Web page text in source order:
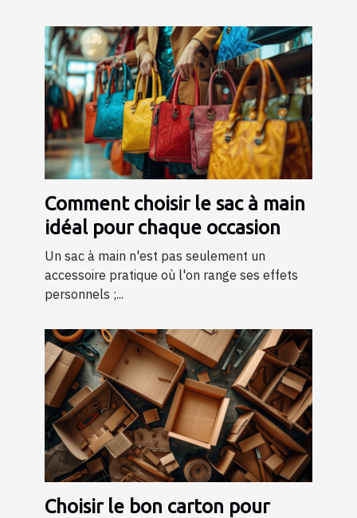
Comment choisir le sac à main
idéal pour chaque occasion
Un sac à main n'est pas seulement un
accessoire pratique où l'on range ses effets
personnels ;...
Choisir le bon carton pour